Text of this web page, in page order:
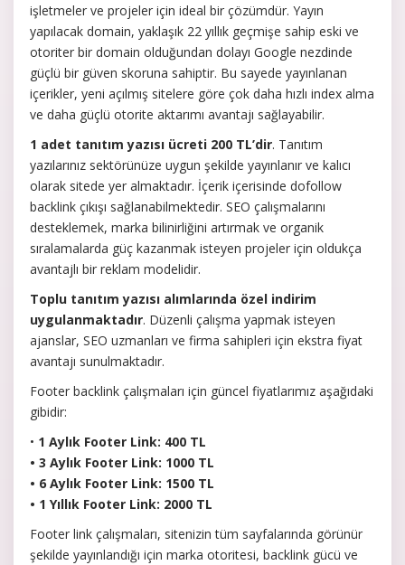
işletmeler ve projeler için ideal bir çözümdür. Yayın
yapılacak domain, yaklaşık 22 yıllık geçmişe sahip eski ve
otoriter bir domain olduğundan dolayı Google nezdinde
güçlü bir güven skoruna sahiptir. Bu sayede yayınlanan
içerikler, yeni açılmış sitelere göre çok daha hızlı index alma
ve daha güçlü otorite aktarımı avantajı sağlayabilir.
1 adet tanıtım yazısı ücreti 200 TL’dir. Tanıtım
yazılarınız sektörünüze uygun şekilde yayınlanır ve kalıcı
olarak sitede yer almaktadır. İçerik içerisinde dofollow
backlink çıkışı sağlanabilmektedir. SEO çalışmalarını
desteklemek, marka bilinirliğini artırmak ve organik
sıralamalarda güç kazanmak isteyen projeler için oldukça
avantajlı bir reklam modelidir.
Toplu tanıtım yazısı alımlarında özel indirim
uygulanmaktadır. Düzenli çalışma yapmak isteyen
ajanslar, SEO uzmanları ve firma sahipleri için ekstra fiyat
avantajı sunulmaktadır.
Footer backlink çalışmaları için güncel fiyatlarımız aşağıdaki
gibidir:
• 1 Aylık Footer Link: 400 TL
• 3 Aylık Footer Link: 1000 TL
• 6 Aylık Footer Link: 1500 TL
• 1 Yıllık Footer Link: 2000 TL
Footer link çalışmaları, sitenizin tüm sayfalarında görünür
şekilde yayınlandığı için marka otoritesi, backlink gücü ve